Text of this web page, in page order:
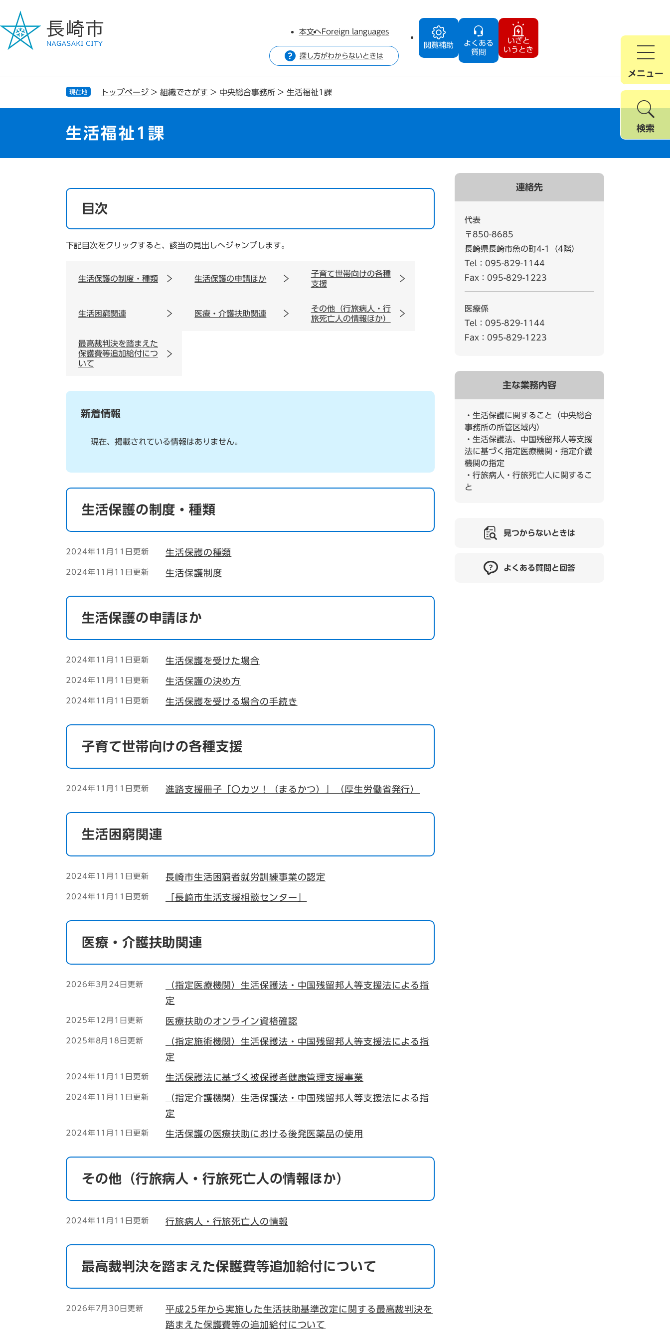
ジ
で
ュ
ば
閲覧補助
よくある
質問
いざと
いうとき
本文へForeign languages
探し方がわからないときは
メニュー
検索
現在地 トップページ > 組織でさがす > 中央総合事務所 > 生活福祉1課
生活福祉1課
文
目次
下記目次をクリックすると、該当の見出しへジャンプします。
生活保護の制度・種類 生活保護の申請ほか
子育て世帯向けの各種
支援
生活困窮関連 医療・介護扶助関連
その他（行旅病人・行
旅死亡人の情報ほか）
最高裁判決を踏まえた
保護費等追加給付につ
いて
新着情報
現在、掲載されている情報はありません。
生活保護の制度・種類
2024年11月11日更新 生活保護の種類
2024年11月11日更新 生活保護制度
生活保護の申請ほか
2024年11月11日更新 生活保護を受けた場合
2024年11月11日更新 生活保護の決め方
2024年11月11日更新 生活保護を受ける場合の手続き
子育て世帯向けの各種支援
2024年11月11日更新 進路支援冊子「〇カツ！（まるかつ）」（厚生労働省発行）
生活困窮関連
2024年11月11日更新 長崎市生活困窮者就労訓練事業の認定
2024年11月11日更新 「長崎市生活支援相談センター」
医療・介護扶助関連
2026年3月24日更新
（指定医療機関）生活保護法・中国残留邦人等支援法による指
定
2025年12月1日更新 医療扶助のオンライン資格確認
2025年8月18日更新
（指定施術機関）生活保護法・中国残留邦人等支援法による指
定
2024年11月11日更新 生活保護法に基づく被保護者健康管理支援事業
2024年11月11日更新
（指定介護機関）生活保護法・中国残留邦人等支援法による指
定
2024年11月11日更新 生活保護の医療扶助における後発医薬品の使用
その他（行旅病人・行旅死亡人の情報ほか）
2024年11月11日更新 行旅病人・行旅死亡人の情報
最高裁判決を踏まえた保護費等追加給付について
2026年7月30日更新
平成25年から実施した生活扶助基準改定に関する最高裁判決を
踏まえた保護費等の追加給付について
連絡先
代表
〒850-8685
長崎県長崎市魚の町4-1（4階）
Tel：095-829-1144
Fax：095-829-1223
医療係
Tel：095-829-1144
Fax：095-829-1223
主な業務内容
・生活保護に関すること（中央総合
事務所の所管区域内）
・生活保護法、中国残留邦人等支援
法に基づく指定医療機関・指定介護
機関の指定
・行旅病人・行旅死亡人に関するこ
と
見つからないときは
よくある質問と回答